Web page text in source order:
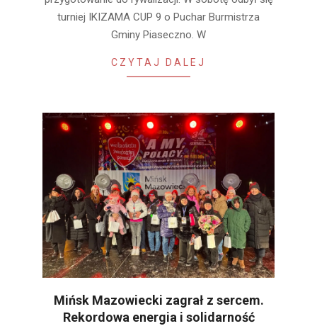
turniej IKIZAMA CUP 9 o Puchar Burmistrza
Gminy Piaseczno. W
CZYTAJ DALEJ
Mińsk Mazowiecki zagrał z sercem.
Rekordowa energia i solidarność